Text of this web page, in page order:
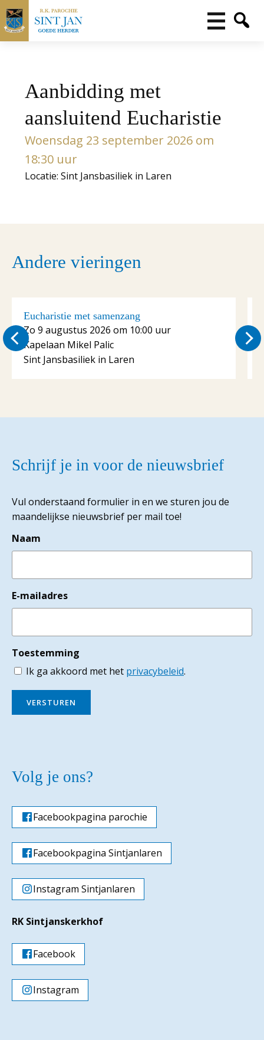
Aanbidding met
aansluitend Eucharistie
Woensdag 23 september 2026 om
18:30 uur
Locatie: Sint Jansbasiliek in Laren
Andere vieringen
Eucharistie met samenzang
Zo 9 augustus 2026 om 10:00 uur
Kapelaan Mikel Palic
Sint Jansbasiliek in Laren
Schrijf je in voor de nieuwsbrief
Vul onderstaand formulier in en we sturen jou de
maandelijkse nieuwsbrief per mail toe!
Naam
E-mailadres
Toestemming
Ik ga akkoord met het privacybeleid.
VERSTUREN
Volg je ons?
Facebookpagina parochie
Facebookpagina Sintjanlaren
Instagram Sintjanlaren
RK Sintjanskerkhof
Facebook
Instagram